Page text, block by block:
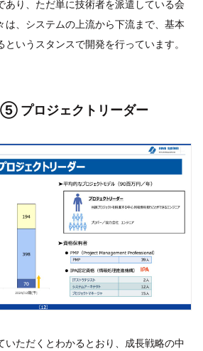
あり、ただ単に技術者を派遣している会
は、システムの上流から下流まで、基本
いうスタンスで開発を行っています。
プロジェクトリーダー
いただくとわかるとおり、成長戦略の中